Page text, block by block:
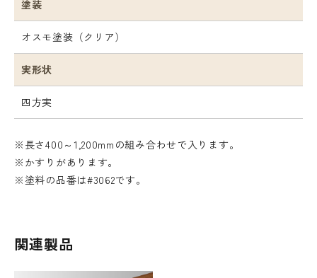
塗装
オスモ塗装（クリア）
実形状
四方実
※長さ400～1,200mmの組み合わせで入ります。
※かすりがあります。
※塗料の品番は#3062です。
関連製品